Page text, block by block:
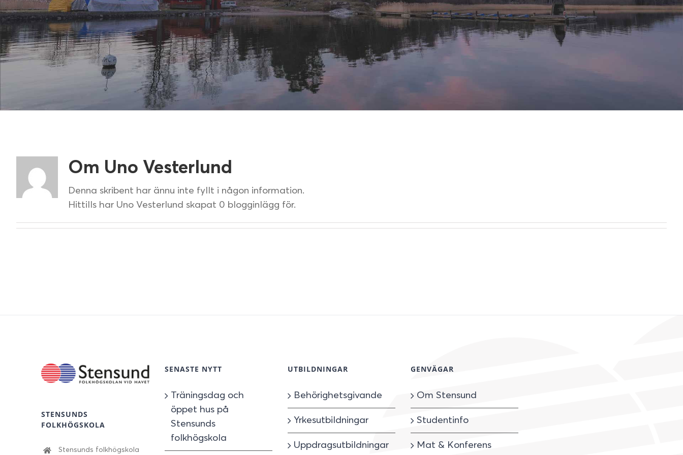
Om Uno Vesterlund
Denna skribent har ännu inte fyllt i någon information.
Hittills har Uno Vesterlund skapat 0 blogginlägg för.
STENSUNDS
FOLKHÖGSKOLA
Stensunds folkhögskola
SENASTE NYTT
Träningsdag och
öppet hus på
Stensunds
folkhögskola
UTBILDNINGAR
Behörighetsgivande
Yrkesutbildningar
Uppdragsutbildningar
GENVÄGAR
Om Stensund
Studentinfo
Mat & Konferens